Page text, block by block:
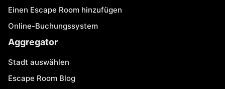
Einen Escape Room hinzufügen
Online-Buchungssystem
Aggregator
Stadt auswählen
Escape Room Blog